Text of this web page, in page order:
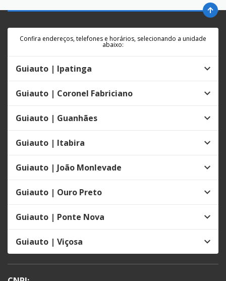
Confira endereços, telefones e horários, selecionando a unidade
abaixo:
Guiauto | Ipatinga
Guiauto | Coronel Fabriciano
Guiauto | Guanhães
Guiauto | Itabira
Guiauto | João Monlevade
Guiauto | Ouro Preto
Guiauto | Ponte Nova
Guiauto | Viçosa